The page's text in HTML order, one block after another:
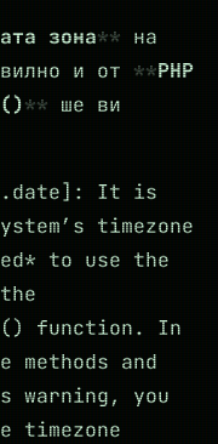
зона
на
и от
PHP
ше ви
It is
timezone
to use the
function. In
methods and
you
timezone